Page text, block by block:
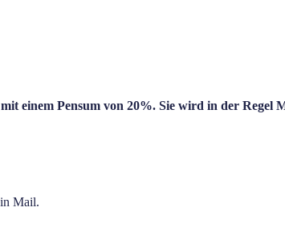
einem Pensum von 20%. Sie wird in der
Mail.